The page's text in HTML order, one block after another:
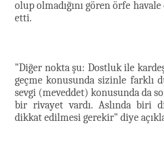
olup olmadığını gören örfe
etti.
"Diğer nokta şu: Dostluk ile
geçme konusunda sizinle farklı
sevgi (meveddet) konusunda da
bir rivayet vardı. Aslında biri
dikkat edilmesi gerekir" diye